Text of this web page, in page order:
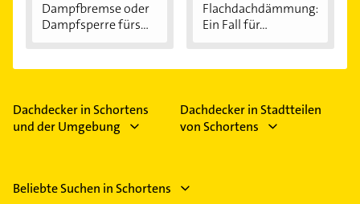
Dampfbremse oder
Dampfsperre fürs...
Flachdachdämmung:
Ein Fall für...
Dachdecker in Schortens
und der Umgebung
Dachdecker in Stadtteilen
von Schortens
Beliebte Suchen in Schortens